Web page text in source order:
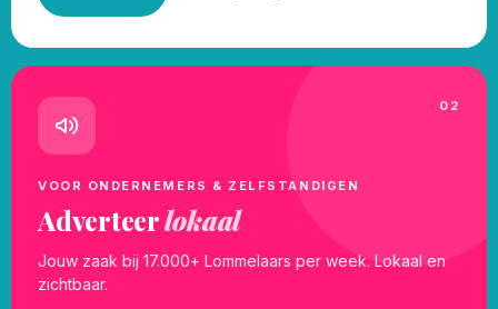
02
VOOR ONDERNEMERS & ZELFSTANDIGEN
Adverteerlokaal
Jouw zaak bij 17.000+ Lommelaars per week. Lokaal en
zichtbaar.